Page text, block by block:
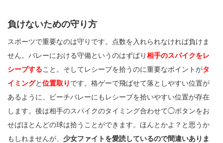
負けないための守り方
スポーツで重要なのは守りです。点数を入れられなければ負けま
せん。バレーにおける守備というのはずばり相手のスパイクをレ
シーブすること。そしてレシーブを拾うのに重要なポイントがタ
イミングと位置取り です。格ゲーで飛ばせて落としやすい位置が
あるように、ビーチバレーにもレシーブを拾いやすい位置が存在
します。後は相手のスパイクのタイミング合わせて◯ボタンをお
せばほとんどの球は拾うことができます。ほんとかよ？と思うか
もしれませんが、 少女ファイトを愛読しているので間違いありま